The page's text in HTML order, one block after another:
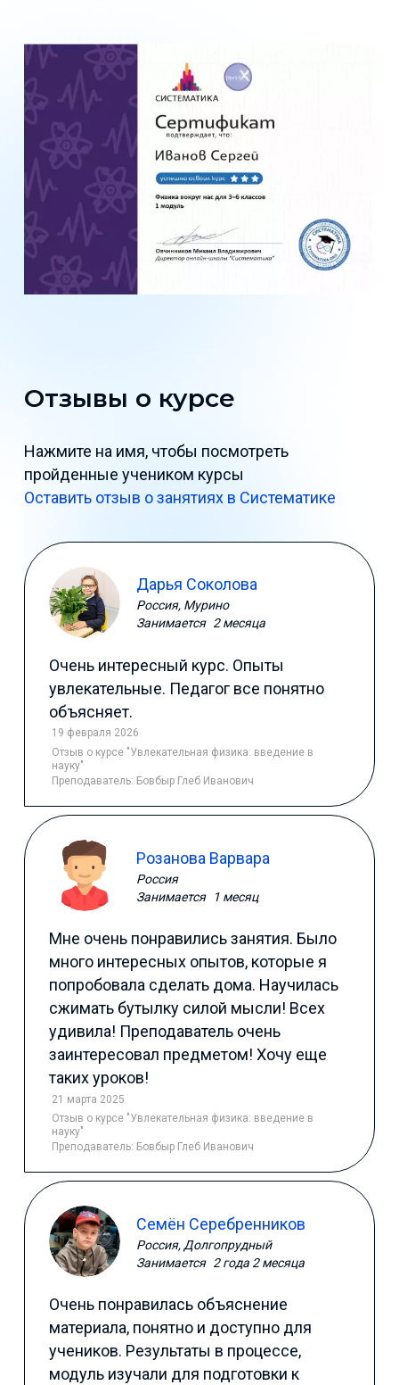
Отзывы о курсе
Нажмите на имя, чтобы посмотреть
пройденные учеником курсы
Оставить отзыв о занятиях в Систематике
Дарья Соколова
Россия, Мурино
Занимается 2 месяца
Очень интересный курс. Опыты
увлекательные. Педагог все понятно
объясняет.
19 февраля 2026
Отзыв о курсе "Увлекательная физика: введение в
науку"
Преподаватель: Бовбыр Глеб Иванович
Розанова Варвара
Россия
Занимается
1 месяц
Мне очень понравились занятия. Было
много интересных опытов, которые я
попробовала сделать дома. Научилась
сжимать бутылку силой мысли! Всех
удивила! Преподаватель очень
заинтересовал предметом! Хочу еще
таких уроков!
21 марта 2025
Отзыв о курсе "Увлекательная физика: введение в
науку"
Преподаватель: Бовбыр Глеб Иванович
Семён Серебренников
Россия, Долгопрудный
Занимается 2 года 2 месяца
Очень понравилась объяснение
материала, понятно и доступно для
учеников. Результаты в процессе,
модуль изучали для подготовки к